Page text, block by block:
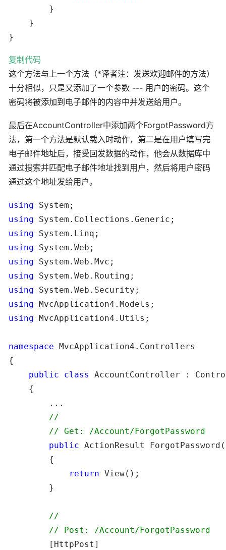
        }
    }
}
复制代码
这个方法与上一个方法（*译者注：发送欢迎邮件的方法）
十分相似，只是又添加了一个参数 --- 用户的密码。这个
密码将被添加到电子邮件的内容中并发送给用户。
最后在AccountController中添加两个ForgotPassword方
法，第一个方法是默认载入时动作，第二是在用户填写完
电子邮件地址后，接受回发数据的动作，他会从数据库中
通过搜索并匹配电子邮件地址找到用户，然后将用户密码
通过这个地址发给用户。
using
using
using
using
using
using
using
using
using MvcApplication4.Utils;
namespace MvcApplication4.Controllers
{
public
class
AccountController :
    {
        ...
//
// Get: /Account/ForgotPassword
public ActionResult
        {
return View();
        }
//
// Post: /Account/ForgotPassword
        [HttpPost]